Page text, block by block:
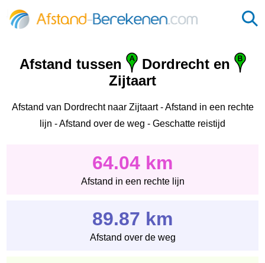
Afstand tussen
Dordrecht en
Zijtaart
Afstand van Dordrecht naar Zijtaart - Afstand in een rechte
lijn - Afstand over de weg - Geschatte reistijd
64.04 km
Afstand in een rechte lijn
89.87 km
Afstand over de weg